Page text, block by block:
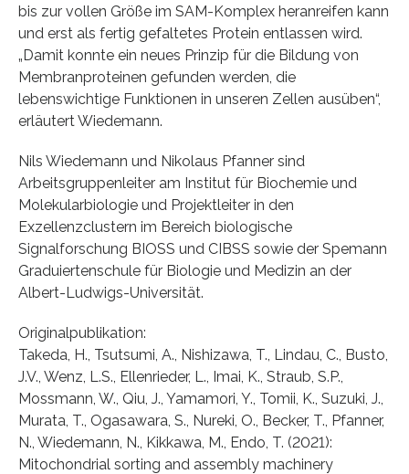
bis zur vollen Größe im SAM-Komplex heranreifen kann
und erst als fertig gefaltetes Protein entlassen wird.
„Damit konnte ein neues Prinzip für die Bildung von
Membranproteinen gefunden werden, die
lebenswichtige Funktionen in unseren Zellen ausüben“,
erläutert Wiedemann.
Nils Wiedemann und Nikolaus Pfanner sind
Arbeitsgruppenleiter am Institut für Biochemie und
Molekularbiologie und Projektleiter in den
Exzellenzclustern im Bereich biologische
Signalforschung BIOSS und CIBSS sowie der Spemann
Graduiertenschule für Biologie und Medizin an der
Albert-Ludwigs-Universität.
Originalpublikation:
Takeda, H., Tsutsumi, A., Nishizawa, T., Lindau, C., Busto,
J.V., Wenz, L.S., Ellenrieder, L., Imai, K., Straub, S.P.,
Mossmann, W., Qiu, J., Yamamori, Y., Tomii, K., Suzuki, J.,
Murata, T., Ogasawara, S., Nureki, O., Becker, T., Pfanner,
N., Wiedemann, N., Kikkawa, M., Endo, T. (2021):
Mitochondrial sorting and assembly machinery